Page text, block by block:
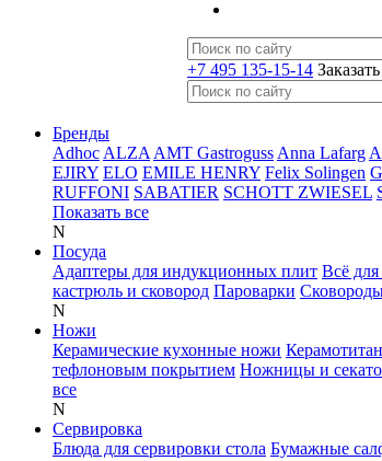
+7 495 135-15-14
Бренды
Adhoc ALZA AMT Gastroguss Anna Lafarg
EJIRY ELO EMILE HENRY Felix Solingen
RUFFONI SABATIER SCHOTT ZWIESEL
Показать все
N
Посуда
Адаптеры для индукционных плит Всё
кастрюль и сковород Пароварки
N
Ножи
Керамические кухонные ножи
тефлоновым покрытием Ножницы и
все
N
Сервировка
Блюда для сервировки стола Бумажные